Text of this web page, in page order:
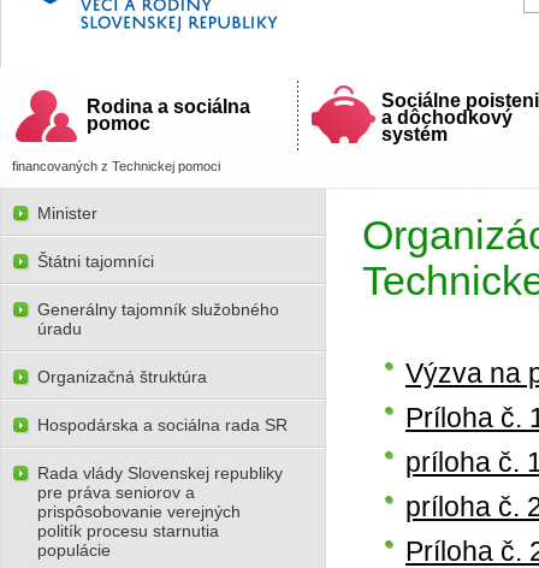
Slovenskej republiky
Rodina a sociálna
pomoc
Sociálne
a dôchodkový
systém
financovaných z Technickej pomoci
Výzva na
Príloha č.
príloha č.
príloha č.
Príloha č.
Minister
Štátni tajomníci
Generálny tajomník služobného
úradu
Organizačná štruktúra
Hospodárska a sociálna rada SR
Rada vlády Slovenskej republiky
pre práva seniorov a
prispôsobovanie verejných
politík procesu starnutia
populácie